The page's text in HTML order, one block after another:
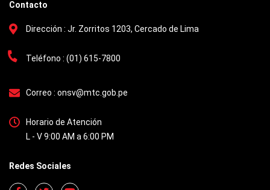
Contacto
Dirección : Jr. Zorritos 1203, Cercado de Lima
Teléfono : (01) 615-7800
Correo : onsv@mtc.gob.pe
Horario de Atención
L - V 9:00 AM a 6:00 PM
Redes Sociales